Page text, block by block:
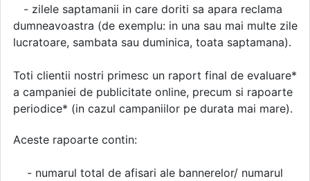
- zilele saptamanii in care doriti sa apara reclama
dumneavoastra (de exemplu: in una sau mai multe zile
lucratoare, sambata sau duminica, toata saptamana).
Toti clientii nostri primesc un raport final de evaluare*
a campaniei de publicitate online, precum si rapoarte
periodice* (in cazul campaniilor pe durata mai mare).
Aceste rapoarte contin:
- numarul total de afisari ale bannerelor/ numarul